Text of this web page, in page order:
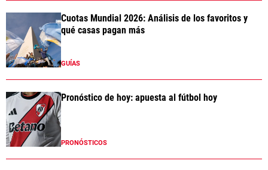
Cuotas Mundial 2026: Análisis de los favoritos y
qué casas pagan más
GUÍAS
Pronóstico de hoy: apuesta al fútbol hoy
PRONÓSTICOS